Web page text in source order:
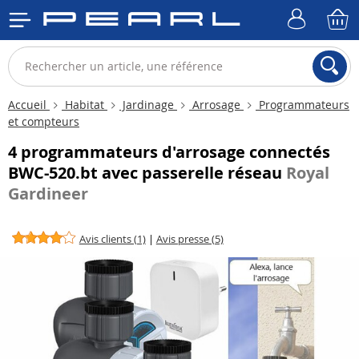
Accueil Habitat Jardinage Arrosage
Programmateurs
et compteurs
4 programmateurs d'arrosage connectés
BWC-520.bt avec passerelle réseau Royal
Gardineer
Avis clients (1) | Avis presse (5)